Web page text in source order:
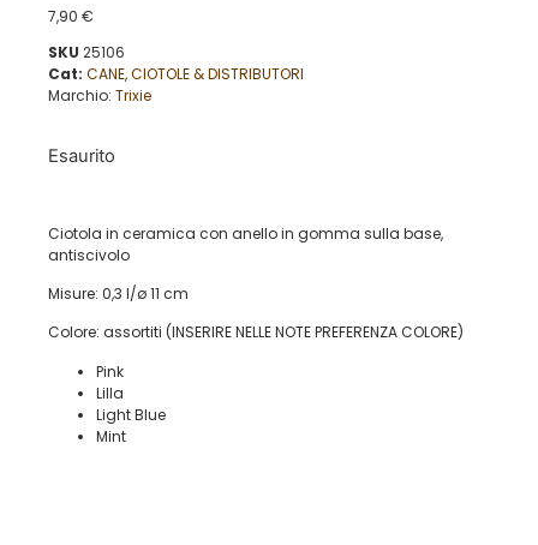
7,90 €
SKU 25106
Cat: CANE,CIOTOLE & DISTRIBUTORI
Marchio: Trixie
Esaurito
Ciotola in ceramica con anello in gomma sulla base,
antiscivolo
Misure: 0,3 l/ø 11 cm
Colore: assortiti (INSERIRE NELLE NOTE PREFERENZA COLORE)
Pink
Lilla
Light Blue
Mint